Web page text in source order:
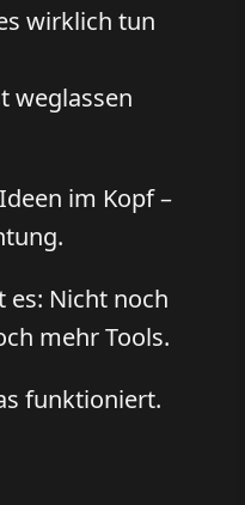
wirklich tun
weglassen
im Kopf –
es: Nicht noch
mehr Tools.
funktioniert.